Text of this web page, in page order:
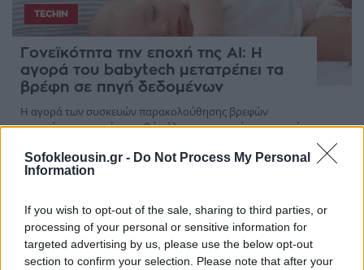
Sofokleousin.gr - Do Not Process My Personal
Information
If you wish to opt-out of the sale, sharing to third parties, or
processing of your personal or sensitive information for
targeted advertising by us, please use the below opt-out
section to confirm your selection. Please note that after your
TECHIN
Γονεϊκότητα την εποχή της AI: Η
αγορά του babytech μετατρέπει τα
βρέφη σε πηγή δεδομένων
Η αγορά των συσκευών παρακολούθησης βρεφών
αναπτύσσεται ταχέως, καθώς όλο και περισσότεροι γονείς
νοημοσύνης που αναλύουν τον ύπ ...
ΑΓΟΡΈΣ ΕΥΖΗΝ ΠΟΛΙΤΙΚΉ